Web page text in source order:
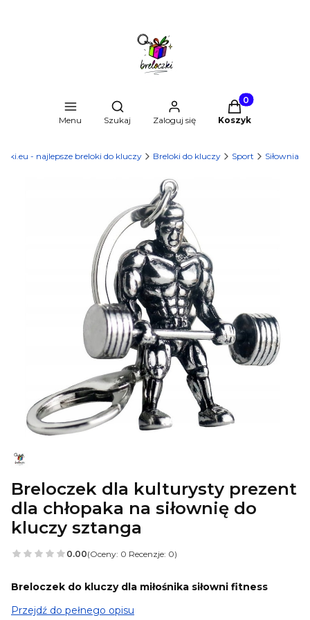
Menu
Otwórz wyszukiwarkę
Szukaj Zaloguj się
Produkty w
Koszyk
- najlepsze breloki do kluczy Breloki do kluczy Sport Siłownia
Breloczek dla kulturysty prezent
dla chłopaka na siłownię do
kluczy sztanga
0.00(Oceny: 0 Recenzje: 0)
Breloczek do kluczy dla miłośnika siłowni fitness
Przejdź do pełnego opisu